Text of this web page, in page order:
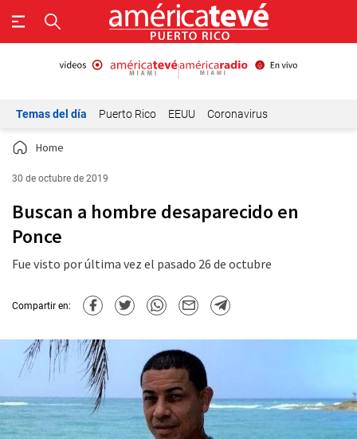
Temas del día Puerto Rico EEUU Coronavirus
Home
30 de octubre de 2019
Buscan a hombre desaparecido en
Ponce
Fue visto por última vez el pasado 26 de octubre
Compartir en: